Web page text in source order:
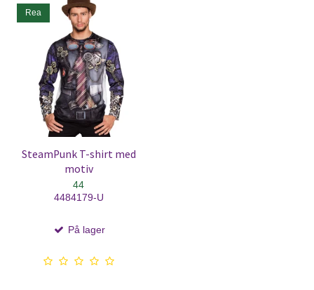
Rea
SteamPunk T-shirt med
motiv
44
4484179-U
På lager